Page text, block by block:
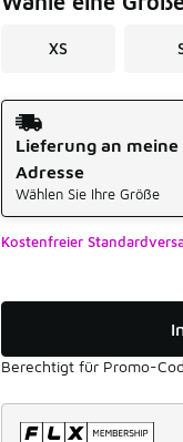
XS
Versandart
Lieferung an meine
Adresse
Wählen Sie Ihre Größe
Kostenfreier
Berechtigt für Promo-